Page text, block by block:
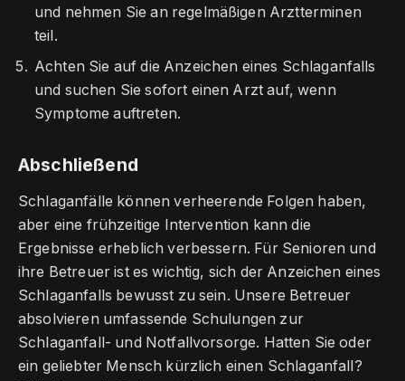
und nehmen Sie an regelmäßigen Arztterminen
teil.
Achten Sie auf die Anzeichen eines Schlaganfalls
und suchen Sie sofort einen Arzt auf, wenn
Symptome auftreten.
Abschließend
Schlaganfälle können verheerende Folgen haben,
aber eine frühzeitige Intervention kann die
Ergebnisse erheblich verbessern. Für Senioren und
ihre Betreuer ist es wichtig, sich der Anzeichen eines
Schlaganfalls bewusst zu sein. Unsere Betreuer
absolvieren umfassende Schulungen zur
Schlaganfall- und Notfallvorsorge. Hatten Sie oder
ein geliebter Mensch kürzlich einen Schlaganfall?